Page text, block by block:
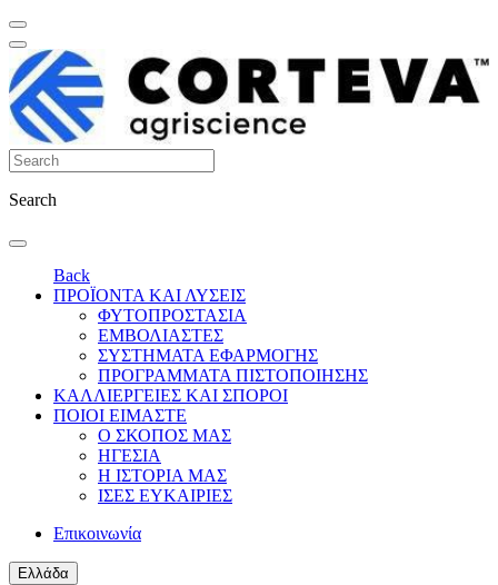
Search
Back
ΠΡΟΪΟΝΤΑ ΚΑΙ ΛΥΣΕΙΣ
ΦΥΤΟΠΡΟΣΤΑΣΙΑ
ΕΜΒΟΛΙΑΣΤΕΣ
ΣΥΣΤΗΜΑΤΑ ΕΦΑΡΜΟΓΗΣ
ΠΡΟΓΡΑΜΜΑΤΑ ΠΙΣΤΟΠΟΙΗΣΗΣ
ΚΑΛΛΙΕΡΓΕΙΕΣ ΚΑΙ ΣΠΟΡΟΙ
ΠΟΙΟΙ ΕΙΜΑΣΤΕ
Ο ΣΚΟΠΟΣ ΜΑΣ
ΗΓΕΣΙΑ
Η ΙΣΤΟΡΙΑ ΜΑΣ
ΙΣΕΣ ΕΥΚΑΙΡΙΕΣ
Επικοινωνία
Ελλάδα